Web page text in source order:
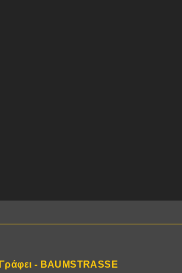
Γράφει - BAUMSTRASSE